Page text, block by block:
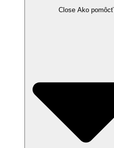
Close Ako pomôcť